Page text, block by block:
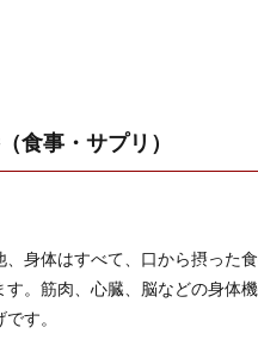
食事・サプリ）
、身体はすべて、口から摂った
す。筋肉、心臓、脳などの身体
す。